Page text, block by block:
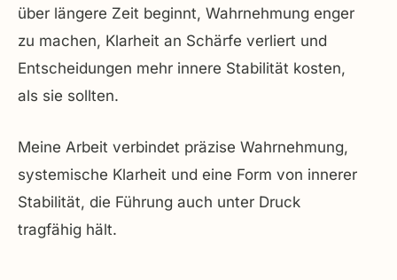
über längere Zeit beginnt, Wahrnehmung enger
zu machen, Klarheit an Schärfe verliert und
Entscheidungen mehr innere Stabilität kosten,
als sie sollten.
Meine Arbeit verbindet präzise Wahrnehmung,
systemische Klarheit und eine Form von innerer
Stabilität, die Führung auch unter Druck
tragfähig hält.